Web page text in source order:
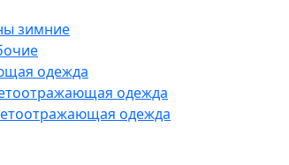
зимние
одежда
одежда
одежда